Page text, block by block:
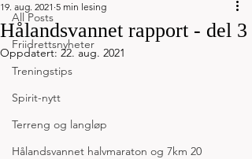
All Posts
Friidrettsnyheter
Treningstips
Spirit-nytt
Terreng og langløp
Hålandsvannet halvmaraton og 7km 20
Hålandsvannet rapport - del 3
19. aug. 2021 5 min lesing
Oppdatert:22. aug. 2021